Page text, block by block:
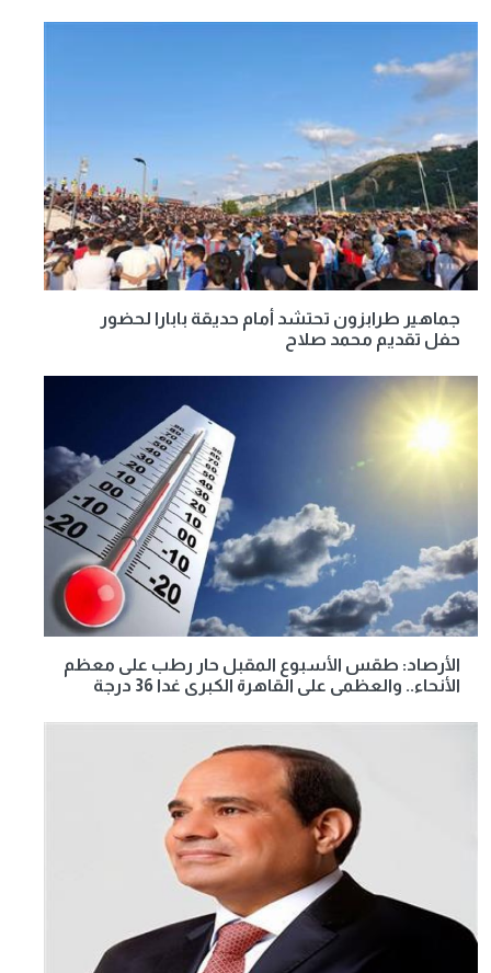
جماهير طرابزون تحتشد أمام حديقة بابارا لحضور
حفل تقديم محمد صلاح
الأرصاد: طقس الأسبوع المقبل حار رطب على معظم
الأنحاء.. والعظمى على القاهرة الكبرى غدا 36 درجة